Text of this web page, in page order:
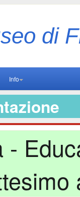
di
Info
-